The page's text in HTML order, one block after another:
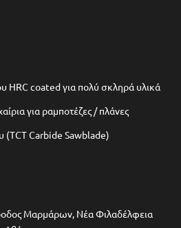
HRC coated για πολύ σκληρά υλικά
για ραμποτέζες / πλάνες
(TCT Carbide Sawblade)
Μαρμάρων, Νέα Φιλαδέλφεια